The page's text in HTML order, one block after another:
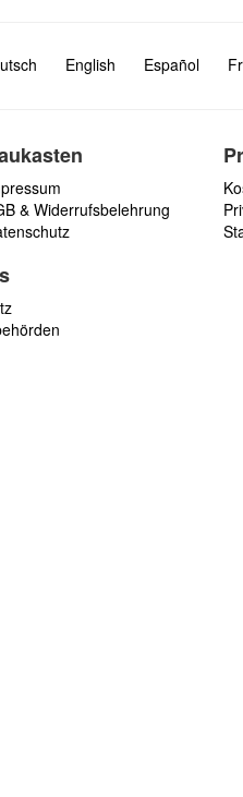
English Español
& Widerrufsbelehrung